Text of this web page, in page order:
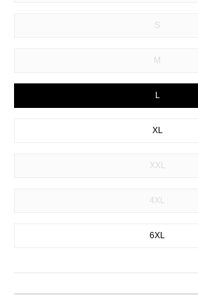
S
M
L
XL
XXL
4XL
6XL